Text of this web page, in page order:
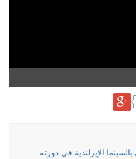
الإيرلندية في دورته